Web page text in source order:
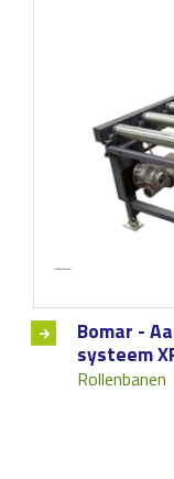
Bomar -
systeem
Rollenbanen